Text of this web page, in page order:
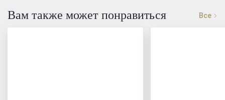
Вам также может понравиться Все